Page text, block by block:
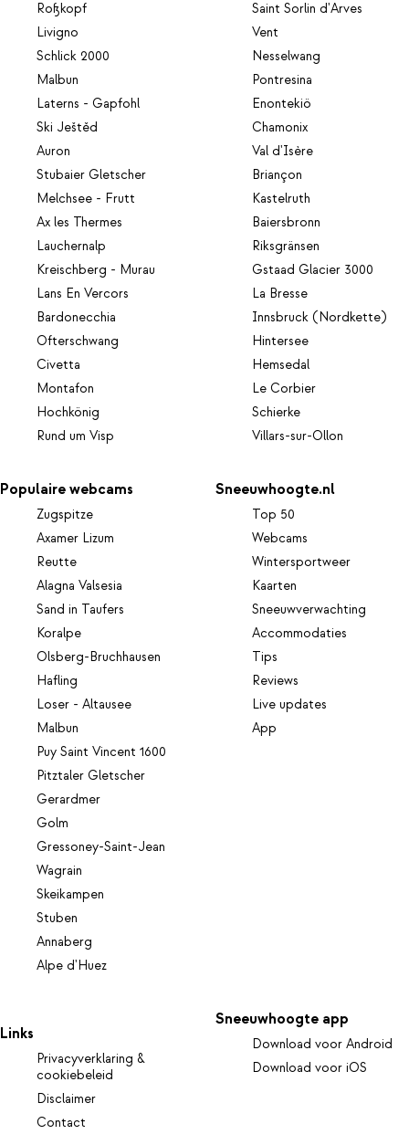
Roßkopf
Livigno
Schlick 2000
Malbun
Laterns - Gapfohl
Ski Ještěd
Auron
Stubaier Gletscher
Melchsee - Frutt
Ax les Thermes
Lauchernalp
Kreischberg - Murau
Lans En Vercors
Bardonecchia
Ofterschwang
Civetta
Montafon
Hochkönig
Rund um Visp
Saint Sorlin d'Arves
Vent
Nesselwang
Pontresina
Enontekiö
Chamonix
Val d'Isère
Briançon
Kastelruth
Baiersbronn
Riksgränsen
Gstaad Glacier 3000
La Bresse
Innsbruck (Nordkette)
Hintersee
Hemsedal
Le Corbier
Schierke
Villars-sur-Ollon
Populaire webcams
Zugspitze
Axamer Lizum
Reutte
Alagna Valsesia
Sand in Taufers
Koralpe
Olsberg-Bruchhausen
Hafling
Loser - Altausee
Malbun
Puy Saint Vincent 1600
Pitztaler Gletscher
Gerardmer
Golm
Gressoney-Saint-Jean
Wagrain
Skeikampen
Stuben
Annaberg
Alpe d'Huez
Sneeuwhoogte.nl
Top 50
Webcams
Wintersportweer
Kaarten
Sneeuwverwachting
Accommodaties
Tips
Reviews
Live updates
App
Links
Privacyverklaring &
cookiebeleid
Disclaimer
Contact
Sneeuwhoogte app
Download voor Android
Download voor iOS